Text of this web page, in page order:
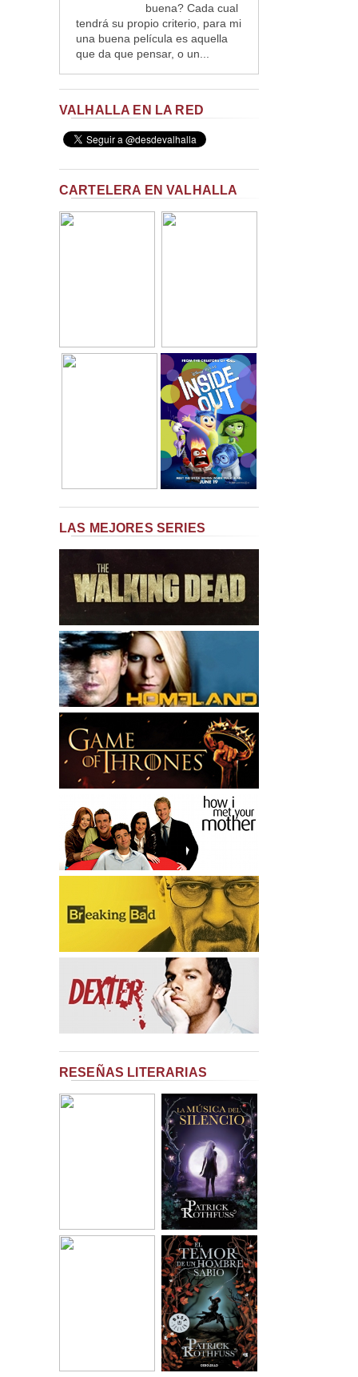
buena? Cada cual
tendrá su propio criterio, para mi
una buena película es aquella
que da que pensar, o un...
VALHALLA EN LA RED
CARTELERA EN VALHALLA
LAS MEJORES SERIES
RESEÑAS LITERARIAS